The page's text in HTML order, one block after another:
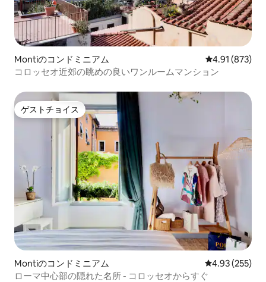
Montiのコンドミニアム レビュー873
4.91 (873)
コロッセオ近郊の眺めの良いワンルームマンション
ゲストチョイス
ゲストチョイス
Montiのコンドミニアム レビュー255
4.93 (255)
ローマ中心部の隠れた名所 - コロッセオからすぐ